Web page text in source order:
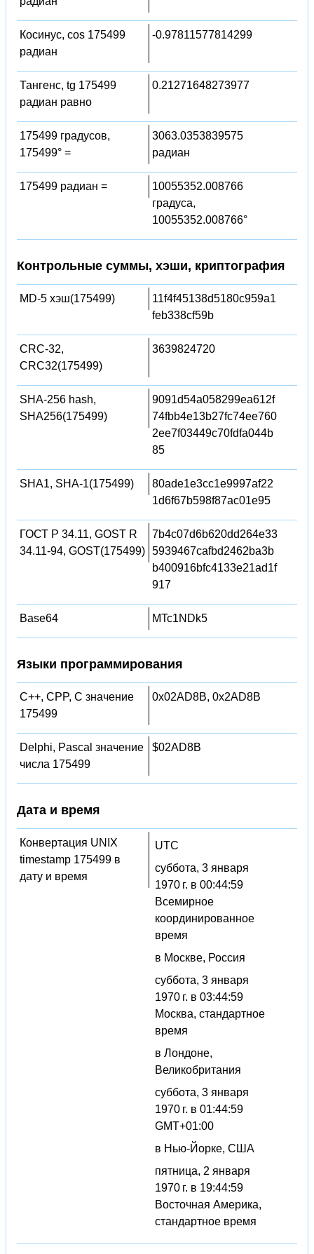
Косинус, cos 175499
радиан
-0.97811577814299
Тангенс, tg 175499
радиан равно
0.21271648273977
175499 градусов,
175499° =
3063.0353839575
радиан
175499 радиан =
10055352.008766
градуса,
10055352.008766°
Контрольные суммы, хэши, криптография
MD-5 хэш(175499)
11f4f45138d5180c959a1
feb338cf59b
CRC-32,
CRC32(175499)
3639824720
SHA-256 hash,
SHA256(175499)
9091d54a058299ea612f
74fbb4e13b27fc74ee760
2ee7f03449c70fdfa044b
85
SHA1, SHA-1(175499)
80ade1e3cc1e9997af22
1d6f67b598f87ac01e95
ГОСТ Р 34.11, GOST R
34.11-94, GOST(175499)
7b4c07d6b620dd264e33
5939467cafbd2462ba3b
b400916bfc4133e21ad1f
917
Base64 MTc1NDk5
Языки программирования
C++, CPP, C значение
175499
0x02AD8B, 0x2AD8B
Delphi, Pascal значение
числа 175499
$02AD8B
Дата и время
Конвертация UNIX
timestamp 175499 в
дату и время
UTC
суббота, 3 января
1970 г. в 00:44:59
Всемирное
координированное
время
в Москве, Россия
суббота, 3 января
1970 г. в 03:44:59
Москва, стандартное
время
в Лондоне,
Великобритания
суббота, 3 января
1970 г. в 01:44:59
GMT+01:00
в Нью-Йорке, США
пятница, 2 января
1970 г. в 19:44:59
Восточная Америка,
стандартное время